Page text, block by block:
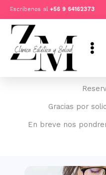
al
contenido
Escríbenos al +56 9 64162373
Gracias por
En breve nos